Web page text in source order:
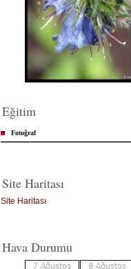
Eğitim
Fotoğraf
Site Haritası
Site Haritası
Hava Durumu